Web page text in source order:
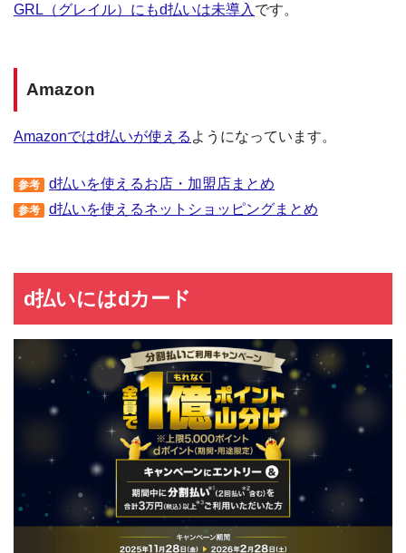
GRL（グレイル）にもd払いは未導入 です。
Amazon
Amazonではd払いが使える ようになっています。
参考 d払いを使えるお店・加盟店まとめ
参考 d払いを使えるネットショッピングまとめ
d払いにはdカード